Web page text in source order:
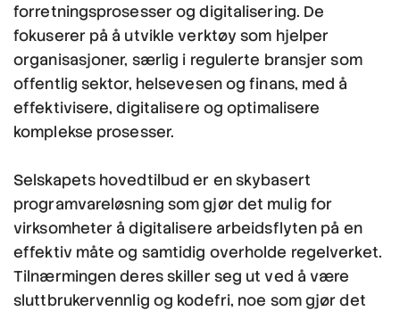
forretningsprosesser og digitalisering. De
fokuserer på å utvikle verktøy som hjelper
organisasjoner, særlig i regulerte bransjer som
offentlig sektor, helsevesen og finans, med å
effektivisere, digitalisere og optimalisere
komplekse prosesser.
Selskapets hovedtilbud er en skybasert
programvareløsning som gjør det mulig for
virksomheter å digitalisere arbeidsflyten på en
effektiv måte og samtidig overholde regelverket.
Tilnærmingen deres skiller seg ut ved å være
sluttbrukervennlig og kodefri, noe som gjør det